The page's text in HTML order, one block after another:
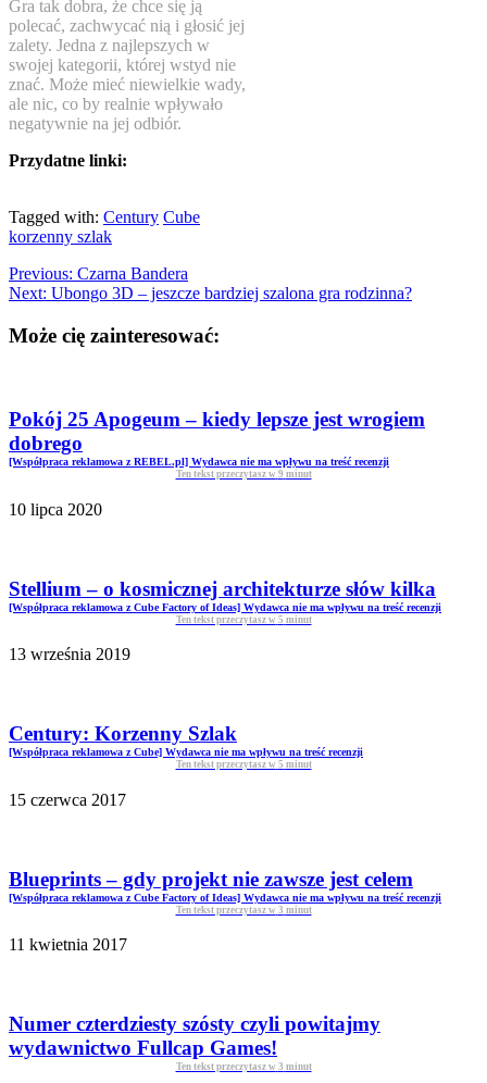
Gra tak dobra, że chce się ją
polecać, zachwycać nią i głosić jej
zalety. Jedna z najlepszych w
swojej kategorii, której wstyd nie
znać. Może mieć niewielkie wady,
ale nic, co by realnie wpływało
negatywnie na jej odbiór.
Przydatne linki:
Tagged with: Century Cube
korzenny szlak
Previous: Czarna Bandera
Next: Ubongo 3D – jeszcze bardziej szalona gra rodzinna?
Może cię zainteresować:
Pokój 25 Apogeum – kiedy lepsze jest wrogiem
dobrego
[Współpraca reklamowa z REBEL.pl] Wydawca nie ma wpływu na treść recenzji
Ten tekst przeczytasz w 9 minut
10 lipca 2020
Stellium – o kosmicznej architekturze słów kilka
[Współpraca reklamowa z Cube Factory of Ideas] Wydawca nie ma wpływu na treść recenzji
Ten tekst przeczytasz w 5 minut
13 września 2019
Century: Korzenny Szlak
[Współpraca reklamowa z Cube] Wydawca nie ma wpływu na treść recenzji
Ten tekst przeczytasz w 5 minut
15 czerwca 2017
Blueprints – gdy projekt nie zawsze jest celem
[Współpraca reklamowa z Cube Factory of Ideas] Wydawca nie ma wpływu na treść recenzji
Ten tekst przeczytasz w 3 minut
11 kwietnia 2017
Numer czterdziesty szósty czyli powitajmy
wydawnictwo Fullcap Games!
Ten tekst przeczytasz w 3 minut